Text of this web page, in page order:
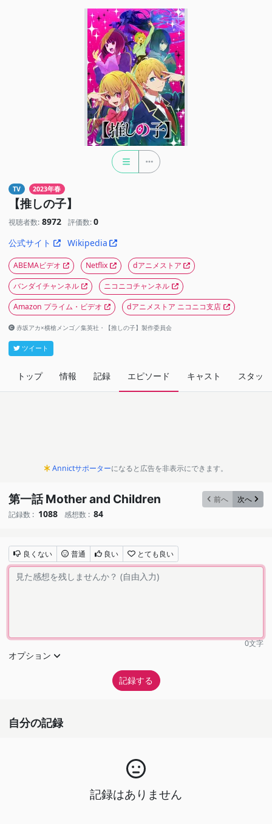
TV 2023年春
【推しの子】
視聴者数: 8972 評価数: 0
公式サイト
Wikipedia
ABEMAビデオ Netflix
dアニメストア
バンダイチャンネル
ニコニコチャンネル
Amazon プライム・ビデオ
dアニメストア ニコニコ支店
赤坂アカ×横槍メンゴ／集英社・【推しの子】製作委員会
ツイート
トップ 情報 記録 エピソード キャスト スタッフ
Annictサポーターになると広告を非表示にできます。
第一話 Mother and Children 前へ
次へ
記録数 : 1088 感想数 : 84
良くない 普通 良い とても良い
0文字
オプション
自分の記録
記録はありません